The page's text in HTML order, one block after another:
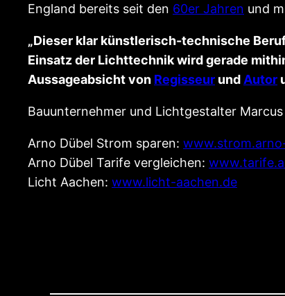
England bereits seit den 60er Jahren und
„Dieser klar künstlerisch-technische
Einsatz der Lichttechnik wird gerade
Aussageabsicht von Regisseur undAutor
Bauunternehmer und Lichtgestalter
Arno Dübel Strom sparen:
Arno Dübel Tarife vergleichen:
Licht Aachen: www.licht-aachen.de